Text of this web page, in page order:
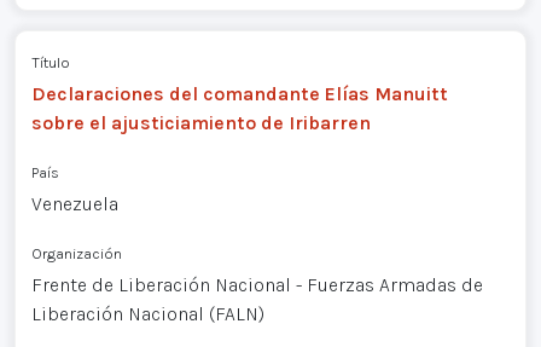
Título
Declaraciones del comandante Elías Manuitt
sobre el ajusticiamiento de Iribarren
País
Venezuela
Organización
Frente de Liberación Nacional - Fuerzas Armadas de
Liberación Nacional (FALN)